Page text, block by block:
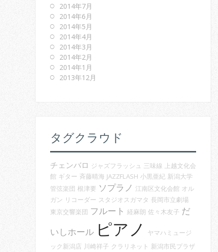
2014年7月
2014年6月
2014年5月
2014年4月
2014年3月
2014年2月
2014年1月
2013年12月
タグクラウド
チェンバロ ジャズフラッシュ 三味線
上越文化会
館 ギター 斉藤晴海 JAZZFLASH 小黒亜紀 新潟大学
管弦楽団 根津要 ソプラノ 江南区文化会館 オル
ガン リコーダー スタジオスガマタ 長岡市立劇場
東京交響楽団 フルート 経麻朗 佐々木友子 だ
いしホール ピアノ
ヤマハミュージ
ック新潟店 川崎祥子 クラリネット 新潟市民プラザ